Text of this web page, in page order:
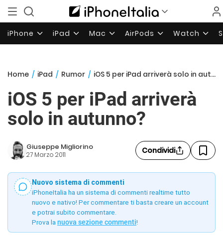
iPhone iPad Mac AirPods Watch
Home / iPad / Rumor / iOS 5 per iPad arriverà solo in autunno?
iOS 5 per iPad arriverà
solo in autunno?
Giuseppe Migliorino
27 Marzo 2011 Condividi
Nuovo sistema di commenti
iPhoneItalia ha un sistema di commenti realtime tutto
nuovo e nativo! Per commentare ti basta creare un account
e potrai subito commentare.
Prova la nuova sezione commenti!